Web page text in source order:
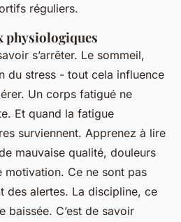
réguliers.
physiologiques
s’arrêter. Le sommeil,
du stress - tout cela influence
Un corps fatigué ne
Et quand la fatigue
surviennent. Apprenez à lire
mauvaise qualité, douleurs
motivation. Ce ne sont pas
des alertes. La discipline, ce
baissée. C’est de savoir